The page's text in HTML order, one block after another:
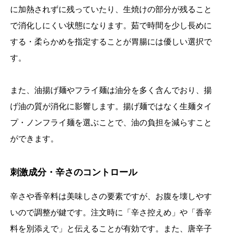
に加熱されずに残っていたり、生焼けの部分が残ること
で消化しにくい状態になります。茹で時間を少し長めに
する・柔らかめを指定することが胃腸には優しい選択で
す。
また、油揚げ麺やフライ麺は油分を多く含んでおり、揚
げ油の質が消化に影響します。揚げ麺ではなく生麺タイ
プ・ノンフライ麺を選ぶことで、油の負担を減らすこと
ができます。
刺激成分・辛さのコントロール
辛さや香辛料は美味しさの要素ですが、お腹を壊しやす
いので調整が鍵です。注文時に「辛さ控えめ」や「香辛
料を別添えで」と伝えることが有効です。また、唐辛子